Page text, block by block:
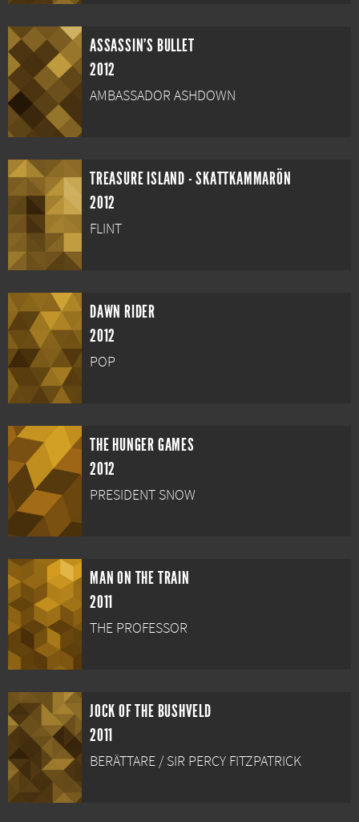
ASSASSIN'S BULLET
2012
AMBASSADOR ASHDOWN
TREASURE ISLAND - SKATTKAMMARÖN
2012
FLINT
DAWN RIDER
2012
POP
THE HUNGER GAMES
2012
PRESIDENT SNOW
MAN ON THE TRAIN
2011
THE PROFESSOR
JOCK OF THE BUSHVELD
2011
BERÄTTARE / SIR PERCY FITZPATRICK